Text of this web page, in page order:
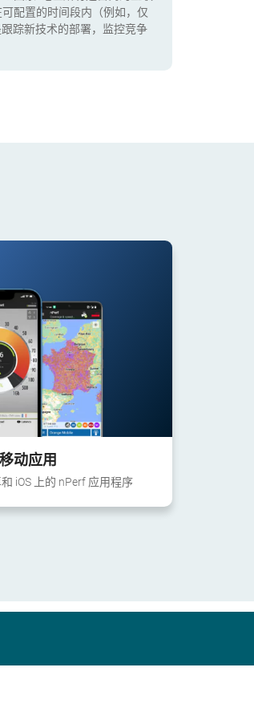
配置的时间段内（例如，仅
踪新技术的部署，监控竞争
移动应用
iOS 上的 nPerf 应用程序